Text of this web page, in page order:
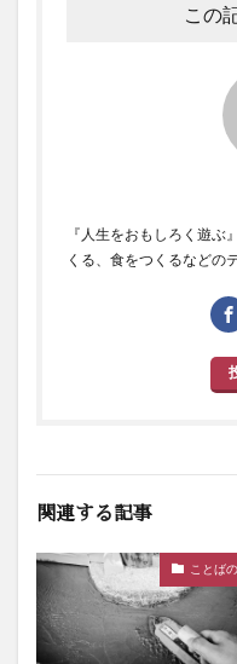
この
『人生をおもしろく遊
くる、食をつくるなどの
関連する記事
ことば